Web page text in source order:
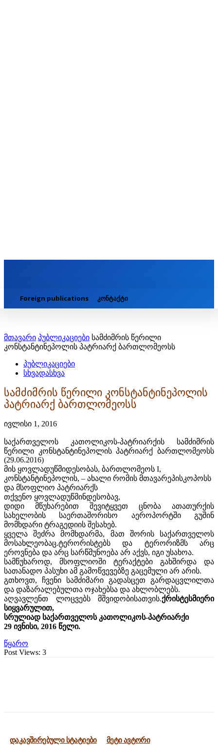
Foreign publications კონტაქტი
მთავარი პუბლიკაციები სამძიმრის წერილი
კონსტანტინეპოლის პატრიარქ ბართლომეოსს
პუბლიკაციები
სხვადასხვა
სამძიმრის წერილი კონსტანტინეპოლის
პატრიარქ ბართლომეოსს
ივლისი 1, 2016
საქართველოს კათოლიკოს-პატრიარქის სამძიმრის
წერილი კონსტანტინეპოლის პატრიარქ ბართლომეოსს
(29.06.2016)
მის ყოვლადუწმიდესობას, ბართლომეოს I,
კონსტანტინეპოლის, – ახალი რომის მთავარეპისკოპოსს
და მსოფლიო პატრიარქს
თქვენო ყოვლადუწმინდესობავ,
დიდი მწუხარებით შევიტყვეთ ცნობა ათათურქის
სახელობის საერთაშორისო აეროპორტში გუშინ
მომხდარი ტრაგედიის შესახებ.
ყველა შეძრა მომხდარმა, მათ შორის საქართველოს
მოსახლეობაც.ტერორისტებს და ტერორიზმს არც
ეროვნება და არც სარწმუნოება არ აქვს, იგი უსახოა.
სამწუხაროდ, მსოფლიოში ტერაქტები გახშირდა და
სათანადო პასუხი ამ გამოწვევებზე გაცემული არ არის.
გთხოვთ, ჩვენი სამძიმარი გადასცეთ გარდაცვლილთა
და დაზარალებულთა ოჯახებსა და ახლობლებს.
აღვავლენთ ლოცვებს მშვიდობისათვის.ქრისტესმიერი
სიყვარულით,
სრულიად საქართველოს კათოლიკოს-პატრიარქი
29 ივნისი, 2016 წელი.
წყარო
Post Views: 3
დაკავშირებული სტატიები მეტი ავტორი